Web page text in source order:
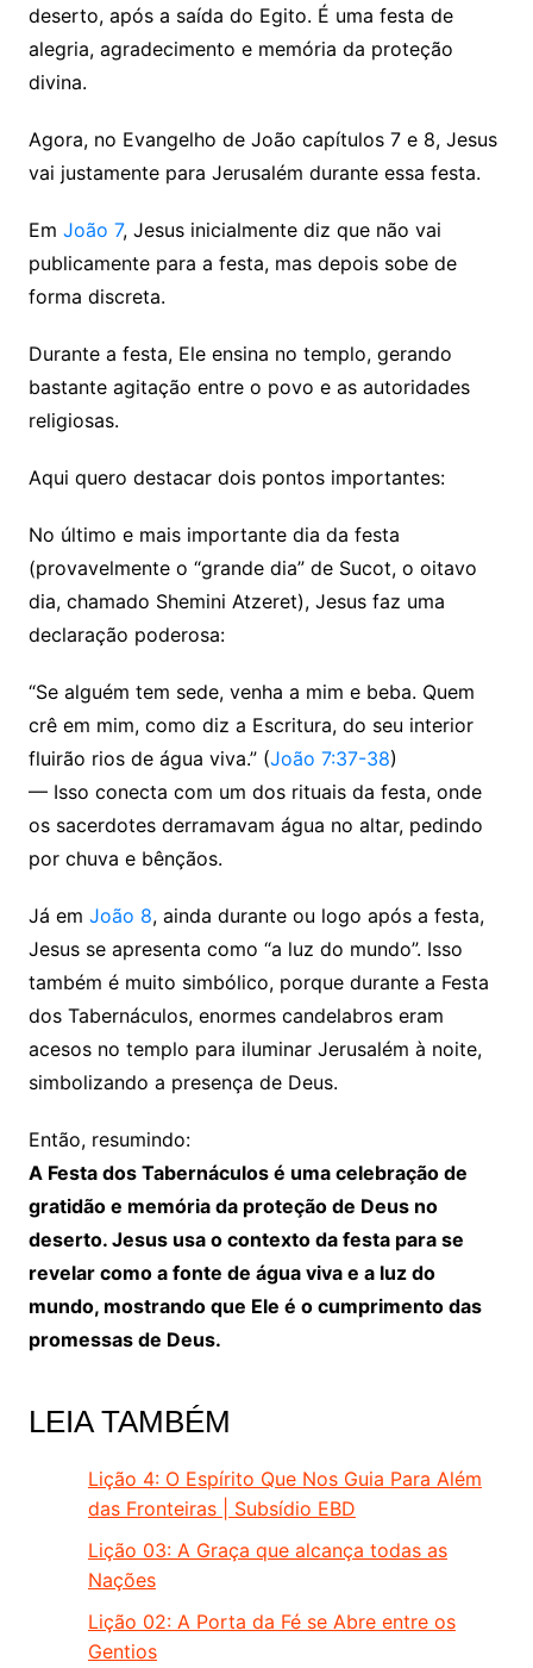
deserto, após a saída do Egito. É uma festa de
alegria, agradecimento e memória da proteção
divina.
Agora, no Evangelho de João capítulos 7 e 8, Jesus
vai justamente para Jerusalém durante essa festa.
Em João 7, Jesus inicialmente diz que não vai
publicamente para a festa, mas depois sobe de
forma discreta.
Durante a festa, Ele ensina no templo, gerando
bastante agitação entre o povo e as autoridades
religiosas.
Aqui quero destacar dois pontos importantes:
No último e mais importante dia da festa
(provavelmente o “grande dia” de Sucot, o oitavo
dia, chamado Shemini Atzeret), Jesus faz uma
declaração poderosa:
“Se alguém tem sede, venha a mim e beba. Quem
crê em mim, como diz a Escritura, do seu interior
fluirão rios de água viva.” (João 7:37-38)
— Isso conecta com um dos rituais da festa, onde
os sacerdotes derramavam água no altar, pedindo
por chuva e bênçãos.
Já em João 8, ainda durante ou logo após a festa,
Jesus se apresenta como “a luz do mundo”. Isso
também é muito simbólico, porque durante a Festa
dos Tabernáculos, enormes candelabros eram
acesos no templo para iluminar Jerusalém à noite,
simbolizando a presença de Deus.
Então, resumindo:
A Festa dos Tabernáculos é uma celebração de
gratidão e memória da proteção de Deus no
deserto. Jesus usa o contexto da festa para se
revelar como a fonte de água viva e a luz do
mundo, mostrando que Ele é o cumprimento das
promessas de Deus.
LEIA TAMBÉM
Lição 4: O Espírito Que Nos Guia Para Além
das Fronteiras | Subsídio EBD
Lição 03: A Graça que alcança todas as
Nações
Lição 02: A Porta da Fé se Abre entre os
Gentios